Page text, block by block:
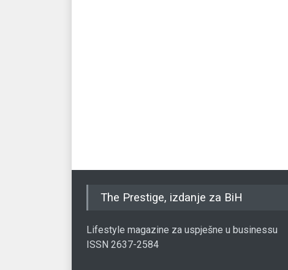
The Prestige, izdanje za BiH
Lifestyle magazine za uspješne u businessu
ISSN 2637-2584